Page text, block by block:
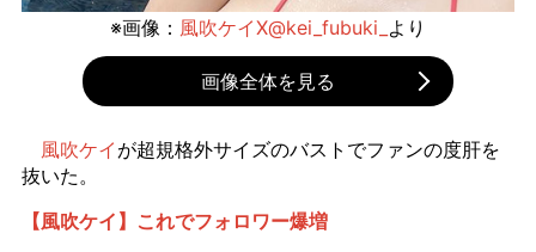
※画像： 風吹ケイX@kei_fubuki_ より
画像全体を見る
風吹ケイ が超規格外サイズのバストでファンの度肝を
抜いた。
【風吹ケイ】これでフォロワー爆増